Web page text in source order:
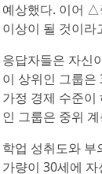
예상했다. 이어
이상이 될 것이라
응답자들은 자신
이 상위인 그룹은
가정 경제 수준이
인 그룹은 중위
학업 성취도와 부
가량이 30세에